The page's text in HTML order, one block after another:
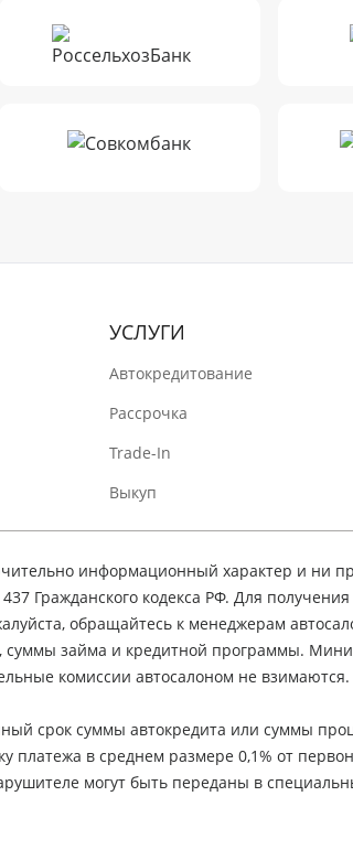
УСЛУГИ
Автокредитование
Рассрочка
Trade-In
Выкуп
информационный характер и ни
Гражданского кодекса РФ. Для
обращайтесь к менеджерам
суммы займа и кредитной программы.
комиссии автосалоном не взимаются.
срок суммы автокредита или суммы
платежа в среднем размере 0,1% от
могут быть переданы в